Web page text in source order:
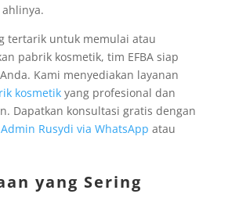
tertarik untuk memulai atau
pabrik kosmetik, tim EFBA siap
Kami menyediakan layanan
kosmetikyang profesional dan
Dapatkan konsultasi gratis dengan
Admin Rusydi via WhatsApp atau
yang Sering